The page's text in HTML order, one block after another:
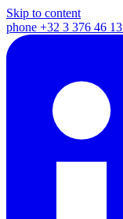
Skip to content
phone +32 3 376 46 13